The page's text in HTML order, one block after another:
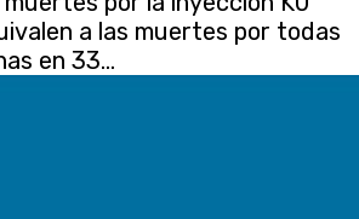
a las muertes por todas
en 33...